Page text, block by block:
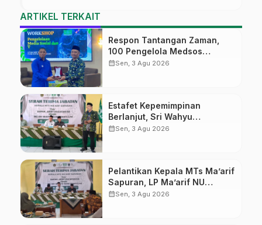
ARTIKEL TERKAIT
Respon Tantangan Zaman,
100 Pengelola Medsos
Sekolah Ma’arif Pekalongan
calendar_monthSen, 3 Agu 2026
Estafet Kepemimpinan
Berlanjut, Sri Wahyu
Susilowati Resmi Pimpin MTs
calendar_monthSen, 3 Agu 2026
Pelantikan Kepala MTs Ma’arif
Sapuran, LP Ma’arif NU
Wonosobo Tekankan Lima
calendar_monthSen, 3 Agu 2026